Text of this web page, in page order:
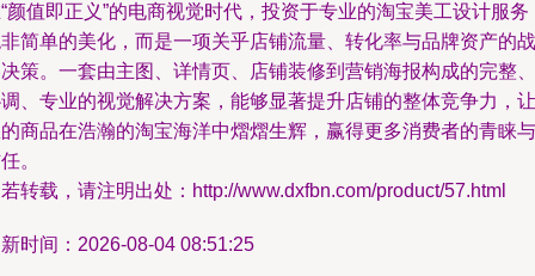
颜值即正义”的电商视觉时代，投资于专业的淘宝美工设计服务
简单的美化，而是一项关乎店铺流量、转化率与品牌资产的战
策。一套由主图、详情页、店铺装修到营销海报构成的完整、
、专业的视觉解决方案，能够显著提升店铺的整体竞争力，让
商品在浩瀚的淘宝海洋中熠熠生辉，赢得更多消费者的青睐与
。
转载，请注明出处：http://www.dxfbn.com/product/57.html
时间：2026-08-04 08:51:25